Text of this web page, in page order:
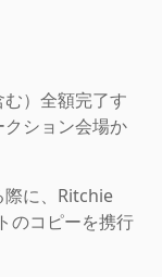
）全額完了す
ション会場か
際に、Ritchie
のコピーを携行